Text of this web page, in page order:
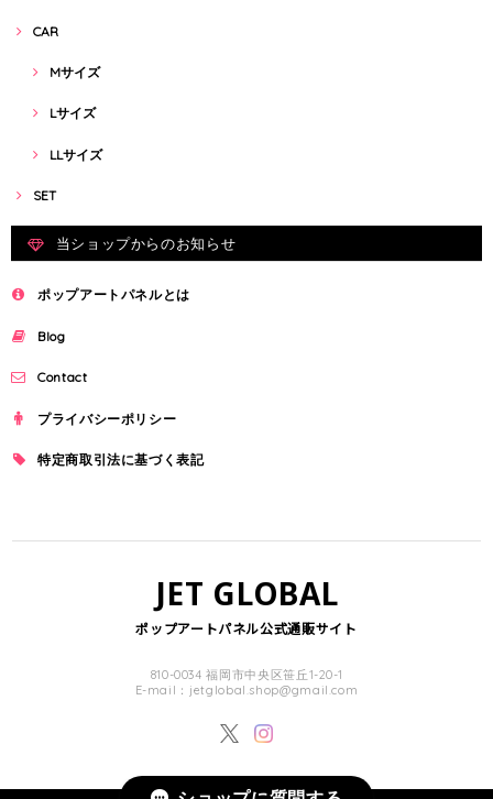
CAR
Mサイズ
Lサイズ
LLサイズ
SET
当ショップからのお知らせ
ポップアートパネルとは
Blog
Contact
プライバシーポリシー
特定商取引法に基づく表記
JET GLOBAL
ポップアートパネル公式通販サイト
810-0034 福岡市中央区笹丘1-20-1
E-mail： jetglobal.shop@gmail.com